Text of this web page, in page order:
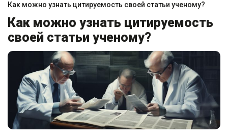
Как можно узнать цитируемость своей статьи ученому?
Как можно узнать цитируемость
своей статьи ученому?